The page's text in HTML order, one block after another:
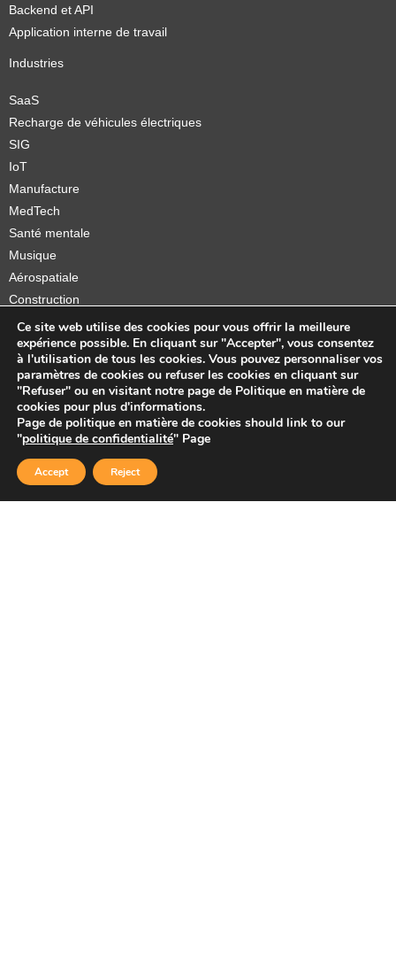
Backend et API
Application interne de travail
Industries
SaaS
Recharge de véhicules électriques
SIG
IoT
Manufacture
MedTech
Santé mentale
Musique
Aérospatiale
Construction
Orthèses et prothèses
Startups
Copyright © 2026 Sidekick Interactive Inc.
Ce site web utilise des cookies pour vous offrir la meilleure
expérience possible. En cliquant sur "Accepter", vous consentez
à l'utilisation de tous les cookies. Vous pouvez personnaliser vos
paramètres de cookies ou refuser les cookies en cliquant sur
"Refuser" ou en visitant notre page de Politique en matière de
cookies pour plus d'informations.
Page de politique en matière de cookies should link to our
"politique de confidentialité" Page
Accept Reject